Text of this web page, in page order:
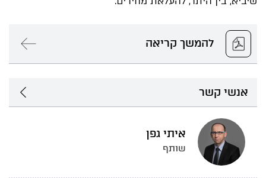
להמשך קריאה
אנשי קשר
איתי גפן
שותף